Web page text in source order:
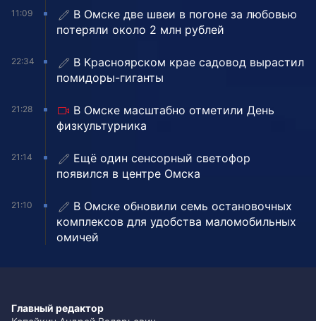
11:09
В Омске две швеи в погоне за любовью
потеряли около 2 млн рублей
22:34
В Красноярском крае садовод вырастил
помидоры-гиганты
21:28
В Омске масштабно отметили День
физкультурника
21:14
Ещё один сенсорный светофор
появился в центре Омска
21:10
В Омске обновили семь остановочных
комплексов для удобства маломобильных
омичей
Главный редактор